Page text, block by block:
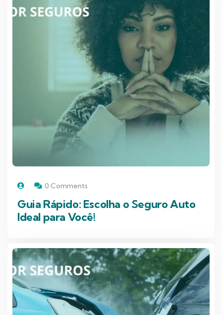
0 Comments
Guia Rápido: Escolha o Seguro Auto
Ideal para Você!